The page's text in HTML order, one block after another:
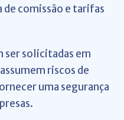
de comissão e tarifas
ser solicitadas em
riscos de
uma segurança